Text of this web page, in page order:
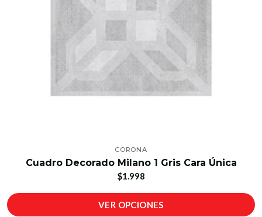
CORONA
Cuadro Decorado Milano 1 Gris Cara Única
$1.998
VER OPCIONES